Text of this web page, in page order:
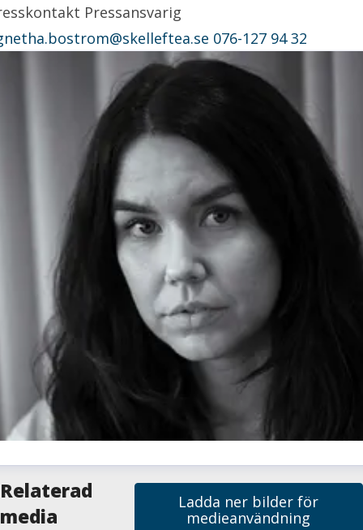
Pressansvarig
076-127 94 32
Sjölund
Pressansvarig
Relaterad
media
Ladda ner bilder för
medieanvändning